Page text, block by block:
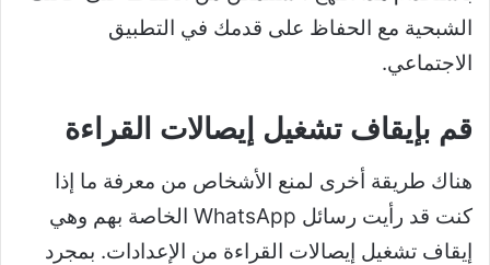
الشبحية مع الحفاظ على قدمك في التطبيق
الاجتماعي.
قم بإيقاف تشغيل إيصالات القراءة
هناك طريقة أخرى لمنع الأشخاص من معرفة ما إذا
كنت قد رأيت رسائل WhatsApp الخاصة بهم وهي
إيقاف تشغيل إيصالات القراءة من الإعدادات. بمجرد